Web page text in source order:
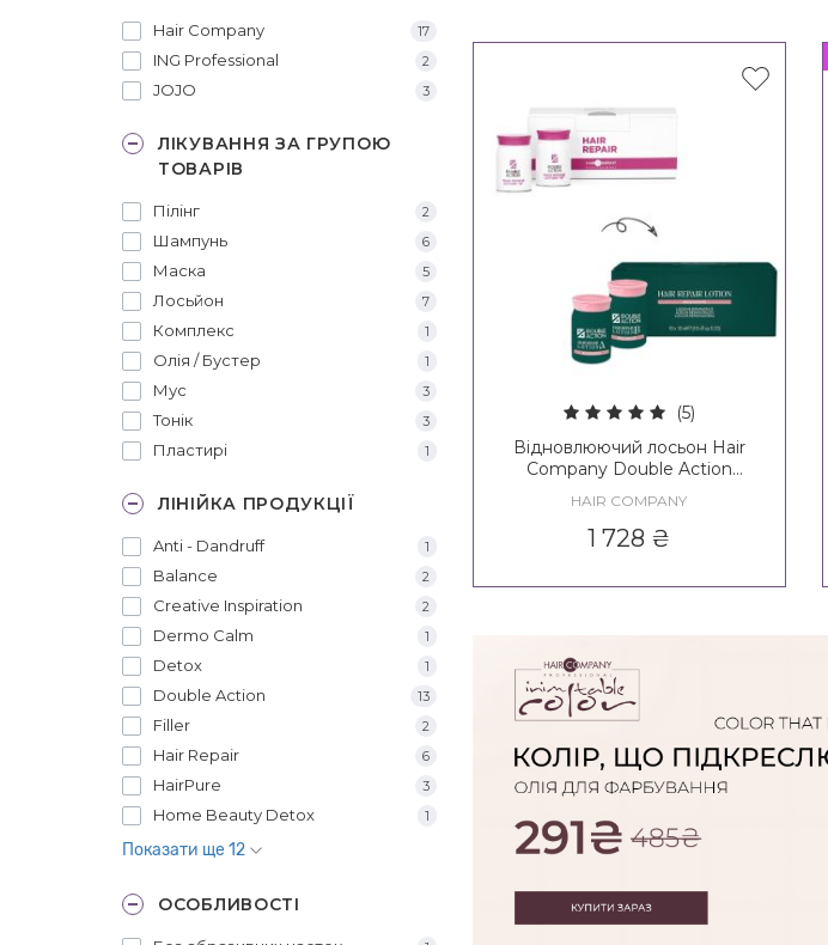
Hair Company 17
ING Professional 2
JOJO 3
ЛІКУВАННЯ ЗА ГРУПОЮ
ТОВАРІВ
Пілінг 2
Шампунь 6
Маска 5
Лосьйон 7
Комплекс 1
Олія / Бустер 1
Мус 3
Тонік 3
Пластирі 1
ЛІНІЙКА ПРОДУКЦІЇ
Anti - Dandruff 1
Balance 2
Creative Inspiration 2
Dermo Calm 1
Detox 1
Double Action 13
Filler 2
Hair Repair 6
HairPure 3
Home Beauty Detox 1
Показати ще 12
ОСОБЛИВОСТІ
(5)
Відновлюючий лосьон Hair
Company Double Action
Hair Repair Lotion А + В
HAIR COMPANY
1 728 ₴